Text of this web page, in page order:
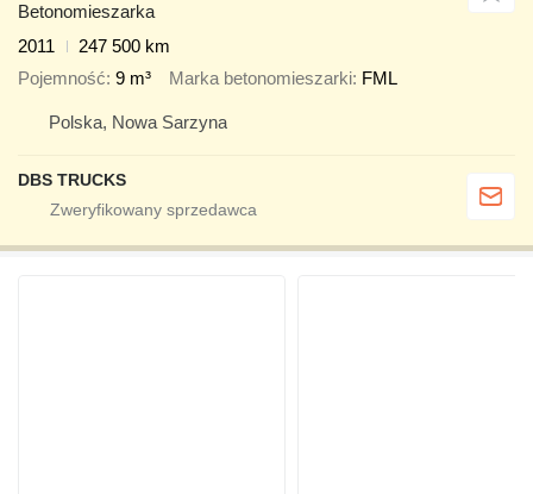
Betonomieszarka
2011
247 500 km
Pojemność 9 m³ Marka betonomieszarki FML
Polska, Nowa Sarzyna
DBS TRUCKS